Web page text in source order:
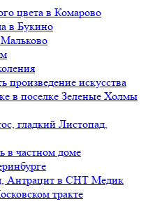
цвета в Комарово
в Букино
произведение искусства
в поселке Зеленые Холмы
гладкий Листопад,
в частном доме
Антрацит в СНТ Медик
тракте